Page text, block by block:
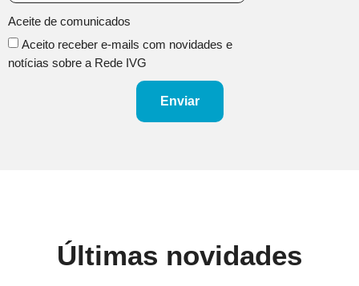
Aceite de comunicados
Aceito receber e-mails com novidades e
notícias sobre a Rede IVG
Enviar
Últimas novidades